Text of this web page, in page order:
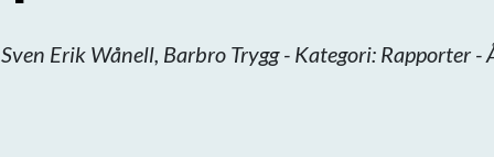
och partnerskap
Tryggt mottagande efter
Erik Wånell, Barbro Trygg - Kategori: Rapporter